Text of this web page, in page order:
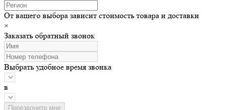
От вашего выбора зависит стоимость товара и доставки
×
Заказать обратный звонок
Выбрать удобное время звонка
в